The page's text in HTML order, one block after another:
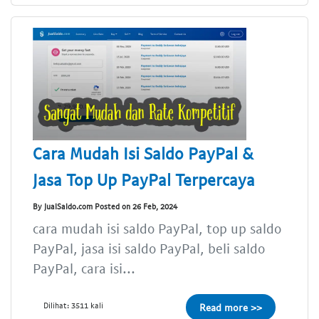
Cara Mudah Isi Saldo PayPal &
Jasa Top Up PayPal Terpercaya
By JualSaldo.com Posted on 26 Feb, 2024
cara mudah isi saldo PayPal, top up saldo
PayPal, jasa isi saldo PayPal, beli saldo
PayPal, cara isi...
Dilihat: 3511 kali Read more >>